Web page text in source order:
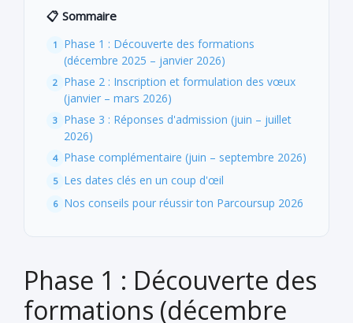
📋 Sommaire
Phase 1 : Découverte des formations
(décembre 2025 – janvier 2026)
Phase 2 : Inscription et formulation des vœux
(janvier – mars 2026)
Phase 3 : Réponses d'admission (juin – juillet
2026)
Phase complémentaire (juin – septembre 2026)
Les dates clés en un coup d'œil
Nos conseils pour réussir ton Parcoursup 2026
Phase 1 : Découverte des
formations (décembre